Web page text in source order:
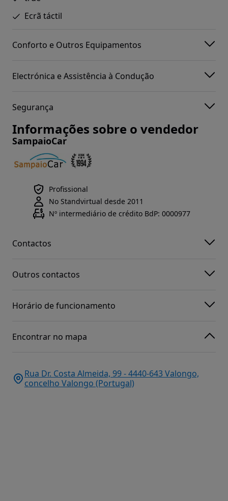
Ecrã táctil
Conforto e Outros Equipamentos
Electrónica e Assistência à Condução
Segurança
Informações sobre o vendedor
SampaioCar
Profissional
No Standvirtual desde 2011
Nº intermediário de crédito BdP: 0000977
Contactos
Outros contactos
Horário de funcionamento
Encontrar no mapa
Rua Dr. Costa Almeida, 99 - 4440-643 Valongo,
concelho Valongo (Portugal)